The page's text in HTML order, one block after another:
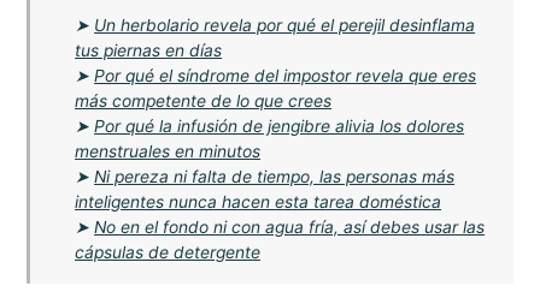
➤ Un herbolario revela por qué el perejil desinflama
tus piernas en días
➤Por qué el síndrome del impostor revela que eres
más competente de lo que crees
➤Por qué la infusión de jengibre alivia los dolores
menstruales en minutos
➤Ni pereza ni falta de tiempo, las personas más
inteligentes nunca hacen esta tarea doméstica
➤No en el fondo ni con agua fría, así debes usar las
cápsulas de detergente